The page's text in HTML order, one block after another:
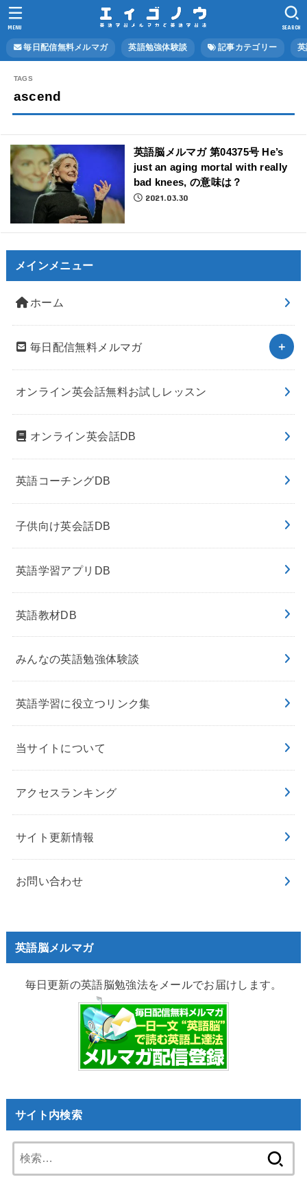
毎日配信無料メルマガ 英語勉強体験談 記事カテゴリー
SEARCH
MENU
ascend
英語脳メルマガ 第04375号 He’s
just an aging mortal with really
bad knees, の意味は？
2021.03.30
メインメニュー
ホーム
毎日配信無料メルマガ
オンライン英会話無料お試しレッスン
オンライン英会話DB
英語コーチングDB
子供向け英会話DB
英語学習アプリDB
英語教材DB
みんなの英語勉強体験談
英語学習に役立つリンク集
当サイトについて
アクセスランキング
サイト更新情報
お問い合わせ
英語脳メルマガ
毎日更新の英語脳勉強法をメールでお届けします。
サイト内検索
索: